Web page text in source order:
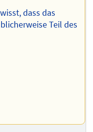
dass das
Teil des